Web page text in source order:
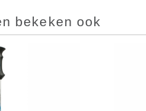
bekeken ook